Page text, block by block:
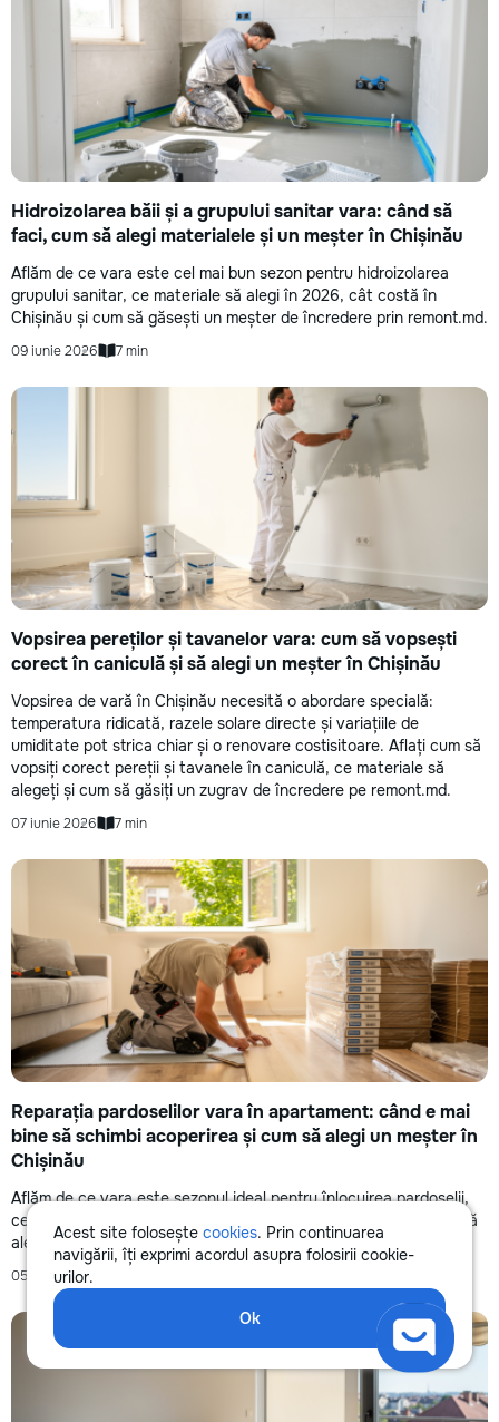
Hidroizolarea băii și a grupului sanitar vara: când să
faci, cum să alegi materialele și un meșter în Chișinău
Aflăm de ce vara este cel mai bun sezon pentru hidroizolarea
grupului sanitar, ce materiale să alegi în 2026, cât costă în
Chișinău și cum să găsești un meșter de încredere prin remont.md.
09 iunie 2026 7 min
Vopsirea pereților și tavanelor vara: cum să vopsești
corect în caniculă și să alegi un meșter în Chișinău
Vopsirea de vară în Chișinău necesită o abordare specială:
temperatura ridicată, razele solare directe și variațiile de
umiditate pot strica chiar și o renovare costisitoare. Aflați cum să
vopsiți corect pereții și tavanele în caniculă, ce materiale să
alegeți și cum să găsiți un zugrav de încredere pe remont.md.
07 iunie 2026 7 min
Reparația pardoselilor vara în apartament: când e mai
bine să schimbi acoperirea și cum să alegi un meșter în
Chișinău
Aflăm de ce vara este sezonul ideal pentru înlocuirea pardoselii,
ce materiale sunt populare în 2026, cum să pregătești baza și să
alegi un meșter de încredere în Chișinău prin remont.md.
05 iunie 2026
Acest site folosește cookies. Prin continuarea
navigării, îți exprimi acordul asupra folosirii cookie-
urilor.
Ok